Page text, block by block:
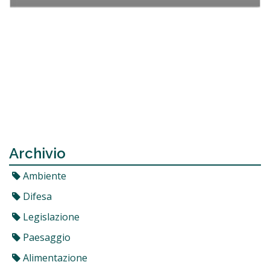
Archivio
Ambiente
Difesa
Legislazione
Paesaggio
Alimentazione